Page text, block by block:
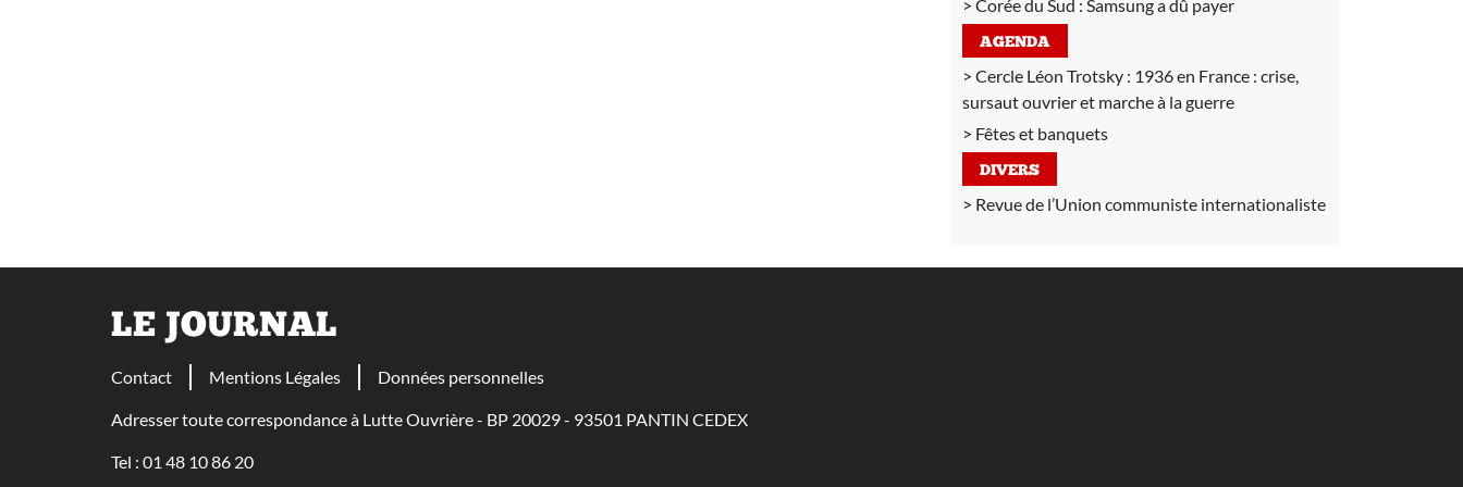
Corée du Sud : Samsung a dû payer
AGENDA
Cercle Léon Trotsky : 1936 en France : crise,
sursaut ouvrier et marche à la guerre
Fêtes et banquets
DIVERS
Revue de l’Union communiste internationaliste
LE JOURNAL
Contact Mentions Légales Données personnelles
Adresser toute correspondance à Lutte Ouvrière - BP 20029 - 93501 PANTIN CEDEX
Tel : 01 48 10 86 20